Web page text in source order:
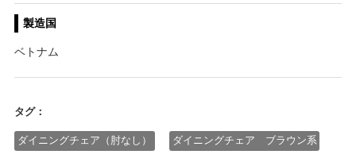
製造国
ベトナム
タグ：
ダイニングチェア（肘なし） ダイニングチェア ブラウン系